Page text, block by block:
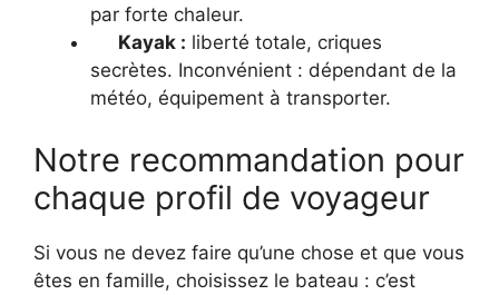
par forte chaleur.
Kayak : liberté totale, criques
secrètes. Inconvénient : dépendant de la
météo, équipement à transporter.
Notre recommandation pour
chaque profil de voyageur
Si vous ne devez faire qu’une chose et que vous
êtes en famille, choisissez le bateau : c’est